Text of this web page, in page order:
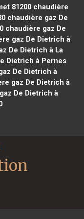
81200chaudière
chaudière gaz De
chaudière gaz De
gaz De Dietrich à
De Dietrich à La
Dietrich à Pernes
De Dietrich à
gaz De Dietrich à
De Dietrich à